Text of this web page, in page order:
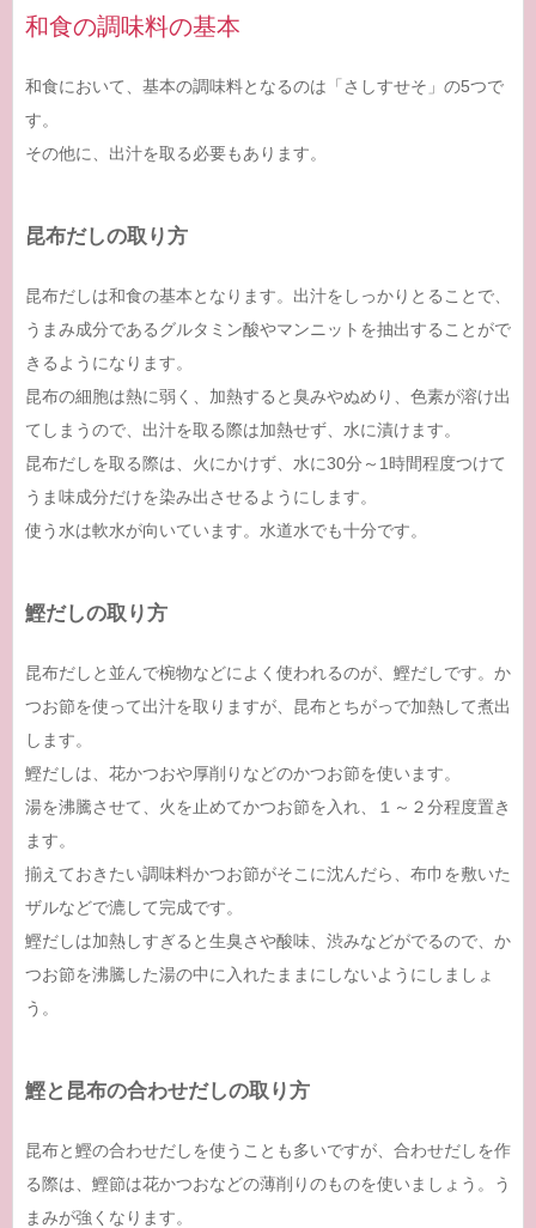
和食の調味料の基本
和食において、基本の調味料となるのは「さしすせそ」の5つで
す。
その他に、出汁を取る必要もあります。
昆布だしの取り方
昆布だしは和食の基本となります。出汁をしっかりとることで、
うまみ成分であるグルタミン酸やマンニットを抽出することがで
きるようになります。
昆布の細胞は熱に弱く、加熱すると臭みやぬめり、色素が溶け出
てしまうので、出汁を取る際は加熱せず、水に漬けます。
昆布だしを取る際は、火にかけず、水に30分～1時間程度つけて
うま味成分だけを染み出させるようにします。
使う水は軟水が向いています。水道水でも十分です。
鰹だしの取り方
昆布だしと並んで椀物などによく使われるのが、鰹だしです。か
つお節を使って出汁を取りますが、昆布とちがっで加熱して煮出
します。
鰹だしは、花かつおや厚削りなどのかつお節を使います。
湯を沸騰させて、火を止めてかつお節を入れ、１～２分程度置き
ます。
揃えておきたい調味料かつお節がそこに沈んだら、布巾を敷いた
ザルなどで漉して完成です。
鰹だしは加熱しすぎると生臭さや酸味、渋みなどがでるので、か
つお節を沸騰した湯の中に入れたままにしないようにしましょ
う。
鰹と昆布の合わせだしの取り方
昆布と鰹の合わせだしを使うことも多いですが、合わせだしを作
る際は、鰹節は花かつおなどの薄削りのものを使いましょう。う
まみが強くなります。